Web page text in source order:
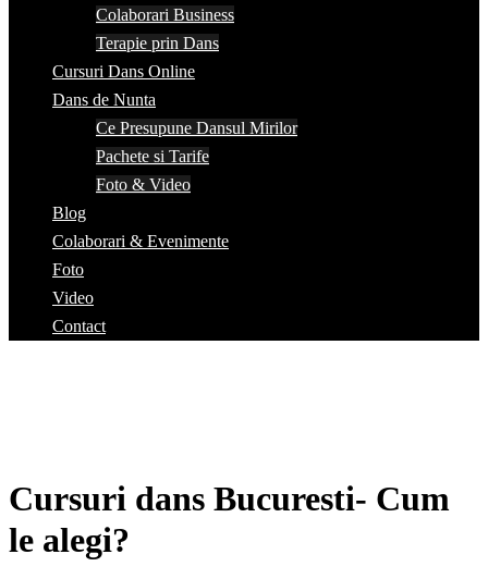
Colaborari Business
Terapie prin Dans
Cursuri Dans Online
Dans de Nunta
Ce Presupune Dansul Mirilor
Pachete si Tarife
Foto & Video
Blog
Colaborari & Evenimente
Foto
Video
Contact
Cursuri dans Bucuresti- Cum
le alegi?